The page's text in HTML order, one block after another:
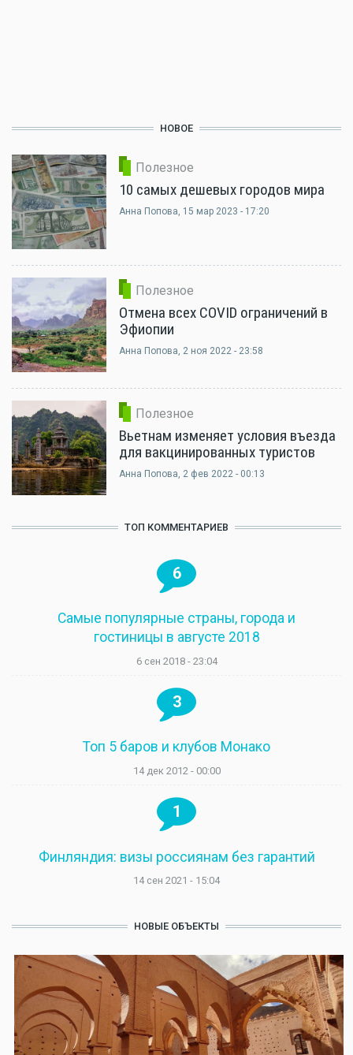
НОВОЕ
Полезное
10 самых дешевых городов мира
Анна Попова, 15 мар 2023 - 17:20
Полезное
Отмена всех COVID ограничений в
Эфиопии
Анна Попова, 2 ноя 2022 - 23:58
Полезное
Вьетнам изменяет условия въезда
для вакцинированных туристов
Анна Попова, 2 фев 2022 - 00:13
ТОП КОММЕНТАРИЕВ
6
Самые популярные страны, города и
гостиницы в августе 2018
6 сен 2018 - 23:04
3
Топ 5 баров и клубов Монако
14 дек 2012 - 00:00
1
Финляндия: визы россиянам без гарантий
14 сен 2021 - 15:04
НОВЫЕ ОБЪЕКТЫ